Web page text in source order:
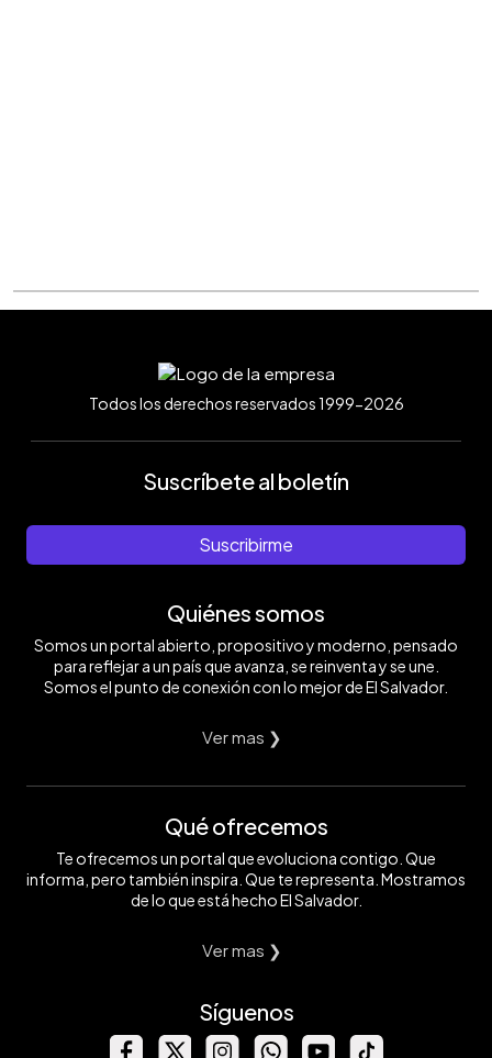
Todos los derechos reservados 1999-2026
Suscríbete al boletín
Suscribirme
Quiénes somos
Somos un portal abierto, propositivo y moderno, pensado
para reflejar a un país que avanza, se reinventa y se une.
Somos el punto de conexión con lo mejor de El Salvador.
Ver mas ❯
Qué ofrecemos
Te ofrecemos un portal que evoluciona contigo. Que
informa, pero también inspira. Que te representa. Mostramos
de lo que está hecho El Salvador.
Ver mas ❯
Síguenos